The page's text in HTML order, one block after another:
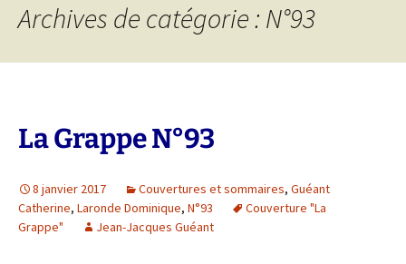
Archives de catégorie : N°93
La Grappe N°93
8 janvier 2017 Couvertures et sommaires, Guéant
Catherine, Laronde Dominique, N°93
Couverture "La
Grappe"
Jean-Jacques Guéant